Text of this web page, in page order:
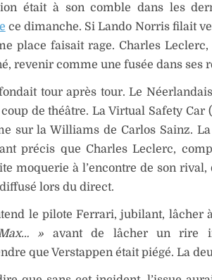
était à son comble dans les
ce dimanche. Si Lando Norris filait
place faisait rage. Charles
revenir comme une fusée dans ses
tour après tour. Le
de théâtre. La Virtual Safety Car
sur la Williams de Carlos Sainz. La
précis que Charles Leclerc,
moquerie à l’encontre de son rival,
lors du direct.
le pilote Ferrari, jubilant, lâcher
» avant de lâcher un rire
que Verstappen était piégé. La